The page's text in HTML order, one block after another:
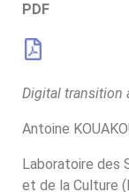
PDF
Digital transition
Antoine
Laboratoire des
et de la Culture